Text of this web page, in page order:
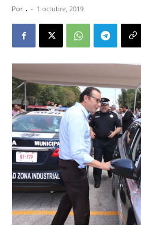
Por . - 1 octubre, 2019